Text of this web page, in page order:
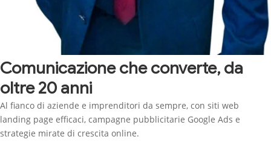
Comunicazione che converte, da
oltre 20 anni
Al fianco di aziende e imprenditori da sempre, con siti web
landing page efficaci, campagne pubblicitarie Google Ads e
strategie mirate di crescita online.